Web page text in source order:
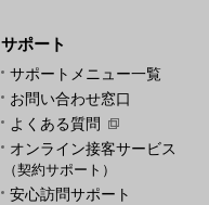
サポート
サポートメニュー一覧
お問い合わせ窓口
よくある質問
オンライン接客サービス
（契約サポート）
安心訪問サポート